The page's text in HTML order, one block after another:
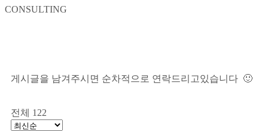
CONSULTING
게시글을 남겨주시면 순차적으로 연락드리고있습니다 🙂
전체 122